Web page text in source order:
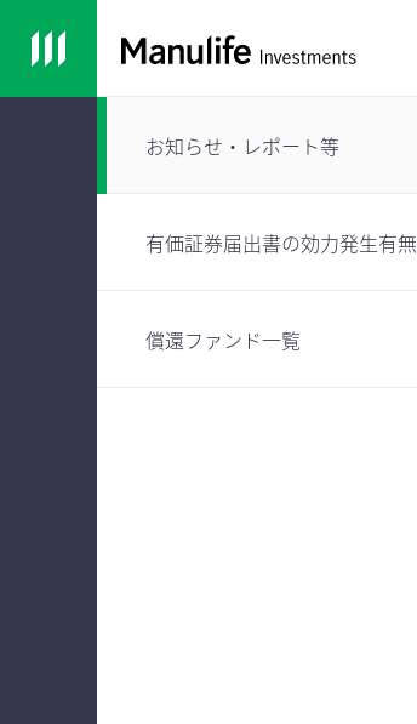
お知らせ・レポート等
有価証券届出書の効力発生有無
償還ファンド一覧